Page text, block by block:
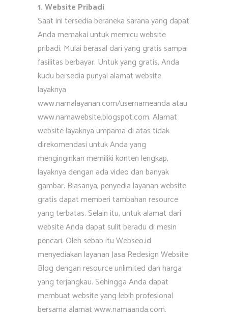
1. Website Pribadi
Saat ini tersedia beraneka sarana yang dapat
Anda memakai untuk memicu website
pribadi. Mulai berasal dari yang gratis sampai
fasilitas berbayar. Untuk yang gratis, Anda
kudu bersedia punyai alamat website
layaknya
www.namalayanan.com/usernameanda atau
www.namawebsite.blogspot.com. Alamat
website layaknya umpama di atas tidak
direkomendasi untuk Anda yang
menginginkan memiliki konten lengkap,
layaknya dengan ada video dan banyak
gambar. Biasanya, penyedia layanan website
gratis dapat memberi tambahan resource
yang terbatas. Selain itu, untuk alamat dari
website Anda dapat sulit beradu di mesin
pencari. Oleh sebab itu Webseo.id
menyediakan layanan Jasa Redesign Website
Blog dengan resource unlimited dan harga
yang terjangkau. Sehingga Anda dapat
membuat website yang lebih profesional
bersama alamat www.namaanda.com.